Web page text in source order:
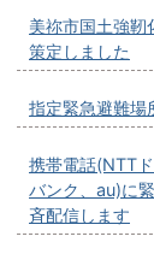
美祢市国土強靭
策定しました
指定緊急避難場
携帯電話(NTT
バンク、au)に
斉配信します